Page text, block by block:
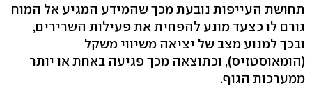
תחושת העייפות נובעת מכך שהמידע המגיע אל המוח
גורם לו כצעד מונע להפחית את פעילות השרירים,
ובכך למנוע מצב של יציאה משיווי משקל
(הומאוסטזיס), וכתוצאה מכך פגיעה באחת או יותר
ממערכות הגוף.